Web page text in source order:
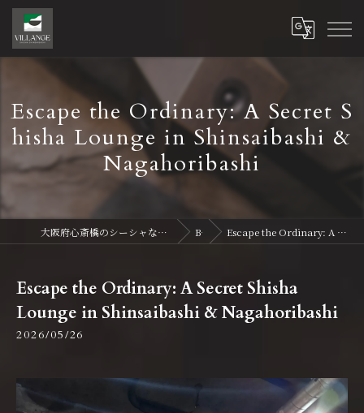
Escape the Ordinary: A Secret S
hisha Lounge in Shinsaibashi &
Nagahoribashi
大阪府心斎橋のシーシャならVillange Shisha Shinsaibasi〜ヴィランジュ シーシャ 心斎橋 Blog Escape the Ordinary: A Secret Shisha Lounge in Shinsaibashi & Nagahoribashi
Escape the Ordinary: A Secret Shisha
Lounge in Shinsaibashi & Nagahoribashi
2026/05/26